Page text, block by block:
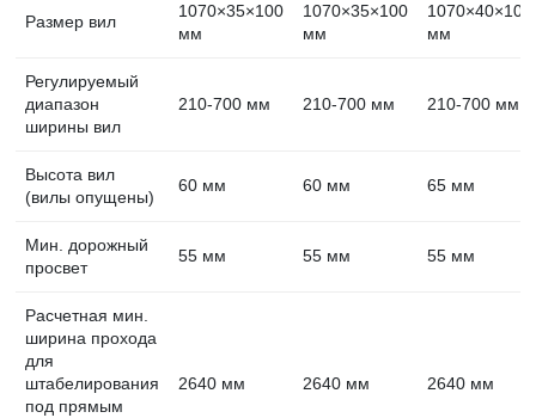
Размер вил
1070×35×100
мм
1070×35×100
мм
1070×40×100
мм
Регулируемый
диапазон
ширины вил
210-700 мм 210-700 мм 210-700 мм
Высота вил
(вилы опущены)
60 мм 60 мм 65 мм
Мин. дорожный
просвет
55 мм 55 мм 55 мм
Расчетная мин.
ширина прохода
для
штабелирования
под прямым
2640 мм 2640 мм 2640 мм